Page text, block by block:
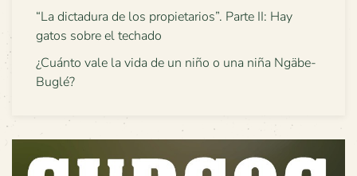
“La dictadura de los propietarios”. Parte II: Hay
gatos sobre el techado
¿Cuánto vale la vida de un niño o una niña Ngäbe-
Buglé?